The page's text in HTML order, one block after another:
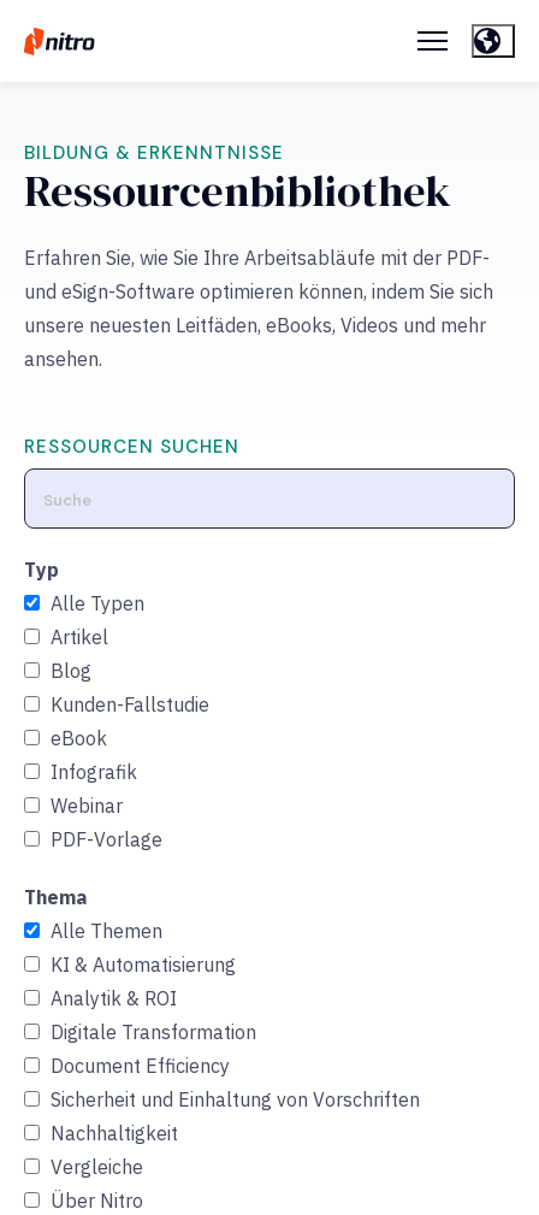
BILDUNG & ERKENNTNISSE
Ressourcenbibliothek
Erfahren Sie, wie Sie Ihre Arbeitsabläufe mit der PDF-
und eSign-Software optimieren können, indem Sie sich
unsere neuesten Leitfäden, eBooks, Videos und mehr
ansehen.
RESSOURCEN SUCHEN
Typ
Alle Typen
Artikel
Blog
Kunden-Fallstudie
eBook
Infografik
Webinar
PDF-Vorlage
Thema
Alle Themen
KI & Automatisierung
Analytik & ROI
Digitale Transformation
Document Efficiency
Sicherheit und Einhaltung von Vorschriften
Nachhaltigkeit
Vergleiche
Über Nitro